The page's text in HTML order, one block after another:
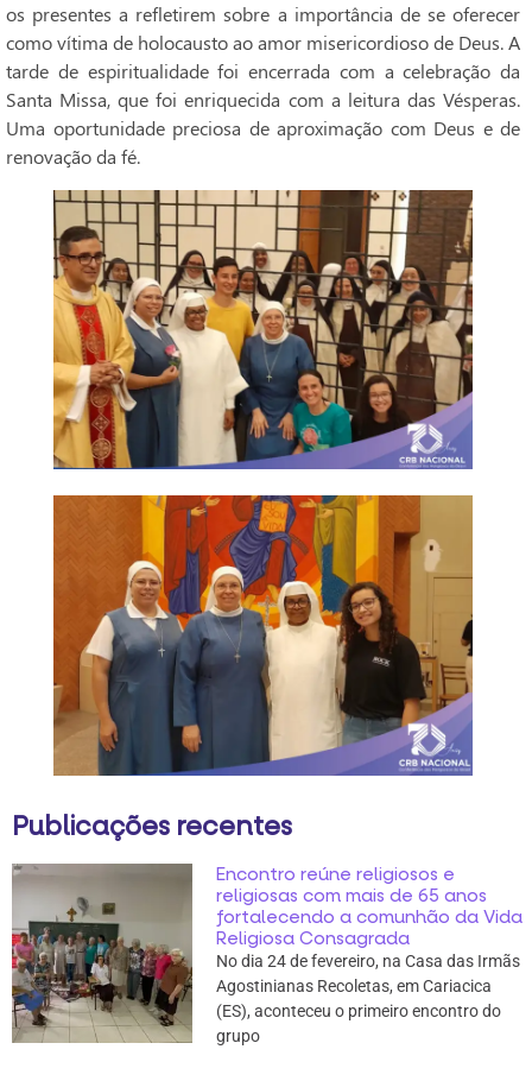
os presentes a refletirem sobre a importância de se oferecer
como vítima de holocausto ao amor misericordioso de Deus. A
tarde de espiritualidade foi encerrada com a celebração da
Santa Missa, que foi enriquecida com a leitura das Vésperas.
Uma oportunidade preciosa de aproximação com Deus e de
renovação da fé.
Publicações recentes
Encontro reúne religiosos e
religiosas com mais de 65 anos
fortalecendo a comunhão da Vida
Religiosa Consagrada
No dia 24 de fevereiro, na Casa das Irmãs
Agostinianas Recoletas, em Cariacica
(ES), aconteceu o primeiro encontro do
grupo